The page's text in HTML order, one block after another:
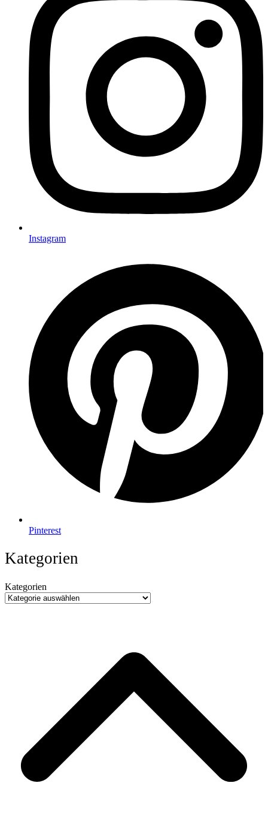
Instagram
Pinterest
Kategorien
Kategorien